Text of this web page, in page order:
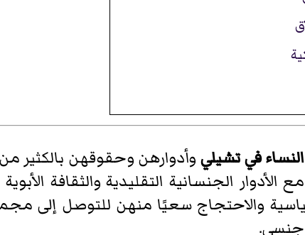
النساء في تشيليوأدوارهن وحقوقهن بالكثير
الأدوار الجنسانية التقليدية والثقافة
والاحتجاج سعيًا منهن للتوصل إلى